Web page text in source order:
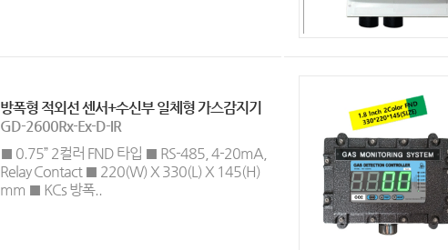
방폭형 적외선 센서+수신부 일체형 가스감지기
GD-2600Rx-Ex-D-IR
■ 0.75” 2컬러 FND 타입 ■ RS-485, 4-20mA,
Relay Contact ■ 220(W) X 330(L) X 145(H)
mm ■ KCs 방폭..